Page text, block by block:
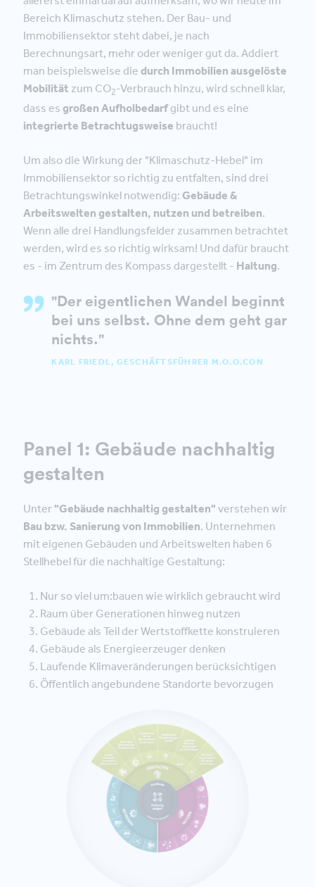
Bereich Klimaschutz stehen. Der Bau- und
Immobiliensektor steht dabei, je nach
Berechnungsart, mehr oder weniger gut da. Addiert
man beispielsweise die durch Immobilien ausgelöste
Mobilität zum CO2-Verbrauch hinzu, wird schnell klar,
dass es großen Aufholbedarfgibt und es eine
integrierte Betrachtugsweise braucht!
Um also die Wirkung der "Klimaschutz-Hebel" im
Immobiliensektor so richtig zu entfalten, sind drei
Betrachtungswinkel notwendig: Gebäude &
Arbeitswelten gestalten, nutzen und betreiben.
Wenn alle drei Handlungsfelder zusammen betrachtet
werden, wird es so richtig wirksam! Und dafür braucht
es - im Zentrum des Kompass dargestellt - Haltung.
"Der eigentlichen Wandel beginnt
bei uns selbst. Ohne dem geht gar
nichts."
KARL FRIEDL, GESCHÄFTSFÜHRER M.O.O.CON
Panel 1: Gebäude nachhaltig
gestalten
Unter "Gebäude nachhaltig gestalten" verstehen wir
Bau bzw. Sanierung von Immobilien. Unternehmen
mit eigenen Gebäuden und Arbeitswelten haben 6
Stellhebel für die nachhaltige Gestaltung:
Nur so viel um:bauen wie wirklich gebraucht wird
Raum über Generationen hinweg nutzen
Gebäude als Teil der Wertstoffkette konstruieren
Gebäude als Energieerzeuger denken
Laufende Klimaveränderungen berücksichtigen
Öffentlich angebundene Standorte bevorzugen